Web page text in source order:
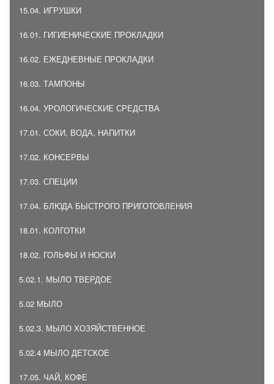
15.04. ИГРУШКИ
16.01. ГИГИЕНИЧЕСКИЕ ПРОКЛАДКИ
16.02. ЕЖЕДНЕВНЫЕ ПРОКЛАДКИ
16.03. ТАМПОНЫ
16.04. УРОЛОГИЧЕСКИЕ СРЕДСТВА
17.01. СОКИ, ВОДА, НАПИТКИ
17.02. КОНСЕРВЫ
17.03. СПЕЦИИ
17.04. БЛЮДА БЫСТРОГО ПРИГОТОВЛЕНИЯ
18.01. КОЛГОТКИ
18.02. ГОЛЬФЫ И НОСКИ
5.02.1. МЫЛО ТВЕРДОЕ
5.02 МЫЛО
5.02.3. МЫЛО ХОЗЯЙСТВЕННОЕ
5.02.4 МЫЛО ДЕТСКОЕ
17.05. ЧАЙ, КОФЕ